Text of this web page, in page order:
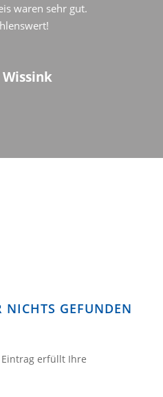
waren sehr gut.
NICHTS GEFUNDEN
erfüllt Ihre